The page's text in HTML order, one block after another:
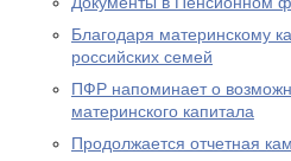
Благодаря материнскому
российских семей
ПФР напоминает о
материнского капитала
Продолжается отчетная